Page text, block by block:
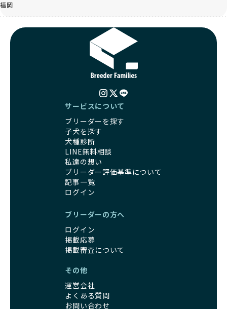
福岡
サービスについて
ブリーダーを探す
子犬を探す
犬種診断
LINE無料相談
私達の想い
ブリーダー評価基準について
記事一覧
ログイン
ブリーダーの方へ
ログイン
掲載応募
掲載審査について
その他
運営会社
よくある質問
お問い合わせ